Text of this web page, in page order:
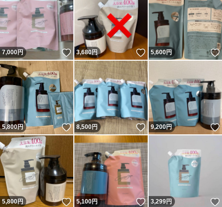
7,000円 いいね！
3,680円 いいね！
5,600円
5,800円 いいね！
8,500円 いいね！
9,200円
5,800円 いいね！
5,100円 いいね！
3,299円